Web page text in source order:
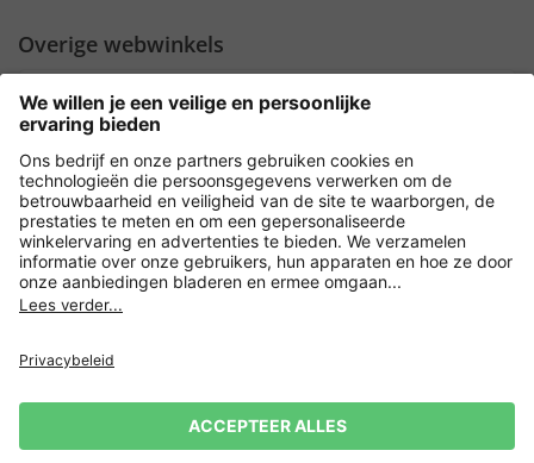
Overige webwinkels
Nederland
Payment and Delivery
Versleuteling met
Verkoopvoorwaarden
Leveringsvoorwaarden
Herroeping indienen
Impressum Cookie-instellingen